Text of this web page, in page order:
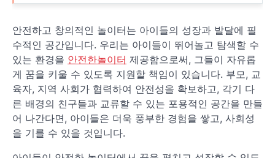
안전하고 창의적인 놀이터는 아이들의 성장과 발달에 필
수적인 공간입니다. 우리는 아이들이 뛰어놀고 탐색할 수
있는 환경을 안전한놀이터 제공함으로써, 그들이 자유롭
게 꿈을 키울 수 있도록 지원할 책임이 있습니다. 부모, 교
육자, 지역 사회가 협력하여 안전성을 확보하고, 각기 다
른 배경의 친구들과 교류할 수 있는 포용적인 공간을 만들
어 나간다면, 아이들은 더욱 풍부한 경험을 쌓고, 사회성
을 기를 수 있을 것입니다.